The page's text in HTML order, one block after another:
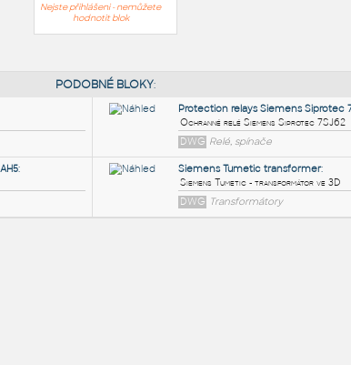
Nejste přihlášeni - nemůžete
hodnotit blok